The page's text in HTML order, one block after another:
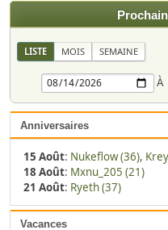
LISTE MOIS SEMAINE
À
Anniversaires
15 Août: Nukeflow (36),
18 Août: Mxnu_205 (21)
21 Août: Ryeth (37)
Vacances